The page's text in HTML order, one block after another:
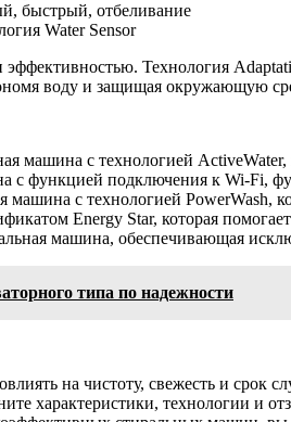
быстрый, отбеливание
Water Sensor
Технология
воду и защищая окружающую
машина с технологией
с функцией подключения к Wi-Fi,
с технологией PowerWash,
Energy Star, которая
машина, обеспечивающая
типа по надежности
на чистоту, свежесть и
характеристики, технологии и